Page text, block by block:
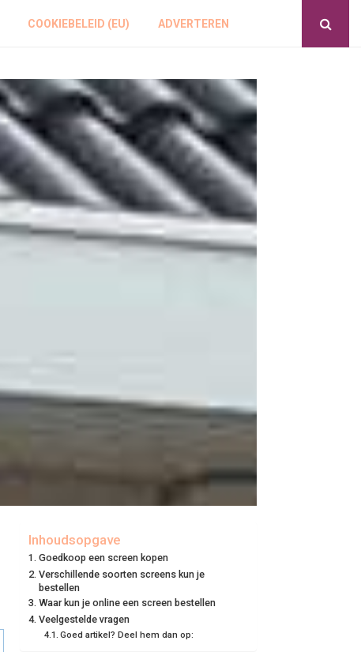
COOKIEBELEID (EU) ADVERTEREN
Inhoudsopgave
Goedkoop een screen kopen
Verschillende soorten screens kun je
bestellen
Waar kun je online een screen bestellen
Veelgestelde vragen
Goed artikel? Deel hem dan op: